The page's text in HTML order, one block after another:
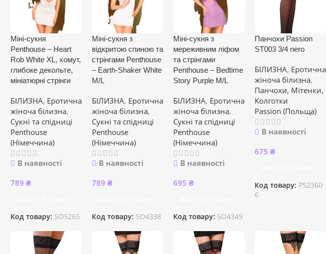
Міні-сукня
Penthouse – Heart
Rob White XL, хомут,
глибоке декольте,
мініатюрні стрінги
БІЛИЗНА, Еротична
жіноча білизна,
Сукні та спідниці
Penthouse
(Німеччина)
В наявності
789 ₴
Код товару: SO5265
Міні-сукня з
відкритою спиною та
стрінгами Penthouse
– Earth-Shaker White
M/L
БІЛИЗНА, Еротична
жіноча білизна,
Сукні та спідниці
Penthouse
(Німеччина)
В наявності
789 ₴
Код товару: SO4338
Міні-сукня з
мереживним ліфом
та стрінгами
Penthouse – Bedtime
Story Purple M/L
БІЛИЗНА, Еротична
жіноча білизна,
Сукні та спідниці
Penthouse
(Німеччина)
В наявності
695 ₴
Код товару: SO4349
Панчохи Passion
ST003 3/4 nero
БІЛИЗНА, Еротична
жіноча білизна,
Панчохи, Мітенки,
Колготки
Passion (Польща)
В наявності
675 ₴
Код товару: PS2360
6